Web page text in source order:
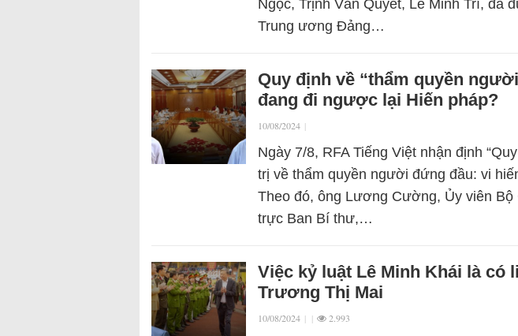
Ngọc, Trịnh Văn Quyết, Lê Minh Trí, đã
Trung ương Đảng…
Quy định về “thẩm quyền
đang đi ngược lại Hiến pháp?
10/08/2024 |
Ngày 7/8, RFA Tiếng Việt nhận định
trị về thẩm quyền người đứng đầu: vi
Theo đó, ông Lương Cường, Ủy viên
trực Ban Bí thư,…
Việc kỷ luật Lê Minh Khái là có
Trương Thị Mai
10/08/2024 | | 2.993